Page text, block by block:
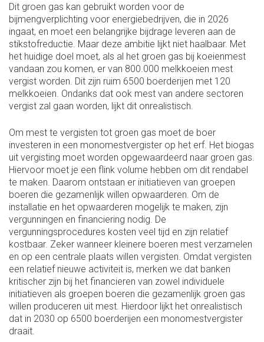
Dit groen gas kan gebruikt worden voor de
bijmengverplichting voor energiebedrijven, die in 2026
ingaat, en moet een belangrijke bijdrage leveren aan de
stikstofreductie. Maar deze ambitie lijkt niet haalbaar. Met
het huidige doel moet, als al het groen gas bij koeienmest
vandaan zou komen, er van 800.000 melkkoeien mest
vergist worden. Dit zijn ruim 6500 boerderijen met 120
melkkoeien. Ondanks dat ook mest van andere sectoren
vergist zal gaan worden, lijkt dit onrealistisch.
Om mest te vergisten tot groen gas moet de boer
investeren in een monomestvergister op het erf. Het biogas
uit vergisting moet worden opgewaardeerd naar groen gas.
Hiervoor moet je een flink volume hebben om dit rendabel
te maken. Daarom ontstaan er initiatieven van groepen
boeren die gezamenlijk willen opwaarderen. Om de
installatie en het opwaarderen mogelijk te maken, zijn
vergunningen en financiering nodig. De
vergunningsprocedures kosten veel tijd en zijn relatief
kostbaar. Zeker wanneer kleinere boeren mest verzamelen
en op een centrale plaats willen vergisten. Omdat vergisten
een relatief nieuwe activiteit is, merken we dat banken
kritischer zijn bij het financieren van zowel individuele
initiatieven als groepen boeren die gezamenlijk groen gas
willen produceren uit mest. Hierdoor lijkt het onrealistisch
dat in 2030 op 6500 boerderijen een monomestvergister
draait.